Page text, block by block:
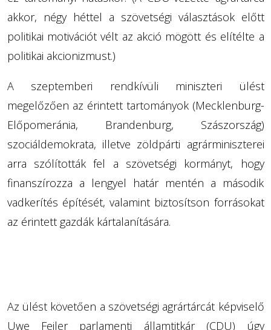
akkor, négy héttel a szövetségi választások előtt
politikai motivációt vélt az akció mögött és elítélte a
politikai akcionizmust.)
A szeptemberi rendkívüli miniszteri ülést
megelőzően az érintett tartományok (Mecklenburg-
Előpomeránia, Brandenburg, Szászország)
szociáldemokrata, illetve zöldpárti agrárminiszterei
arra szólították fel a szövetségi kormányt, hogy
finanszírozza a lengyel határ mentén a második
vadkerítés építését, valamint biztosítson forrásokat
az érintett gazdák kártalanítására.
Az ülést követően a szövetségi agrártárcát képviselő
Uwe Feiler parlamenti államtitkár (CDU) úgy